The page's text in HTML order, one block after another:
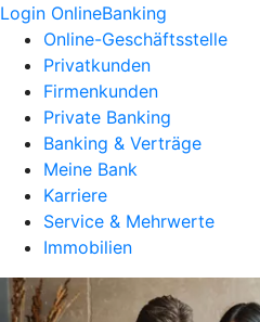
Login OnlineBanking
Online-Geschäftsstelle
Privatkunden
Firmenkunden
Private Banking
Banking & Verträge
Meine Bank
Karriere
Service & Mehrwerte
Immobilien